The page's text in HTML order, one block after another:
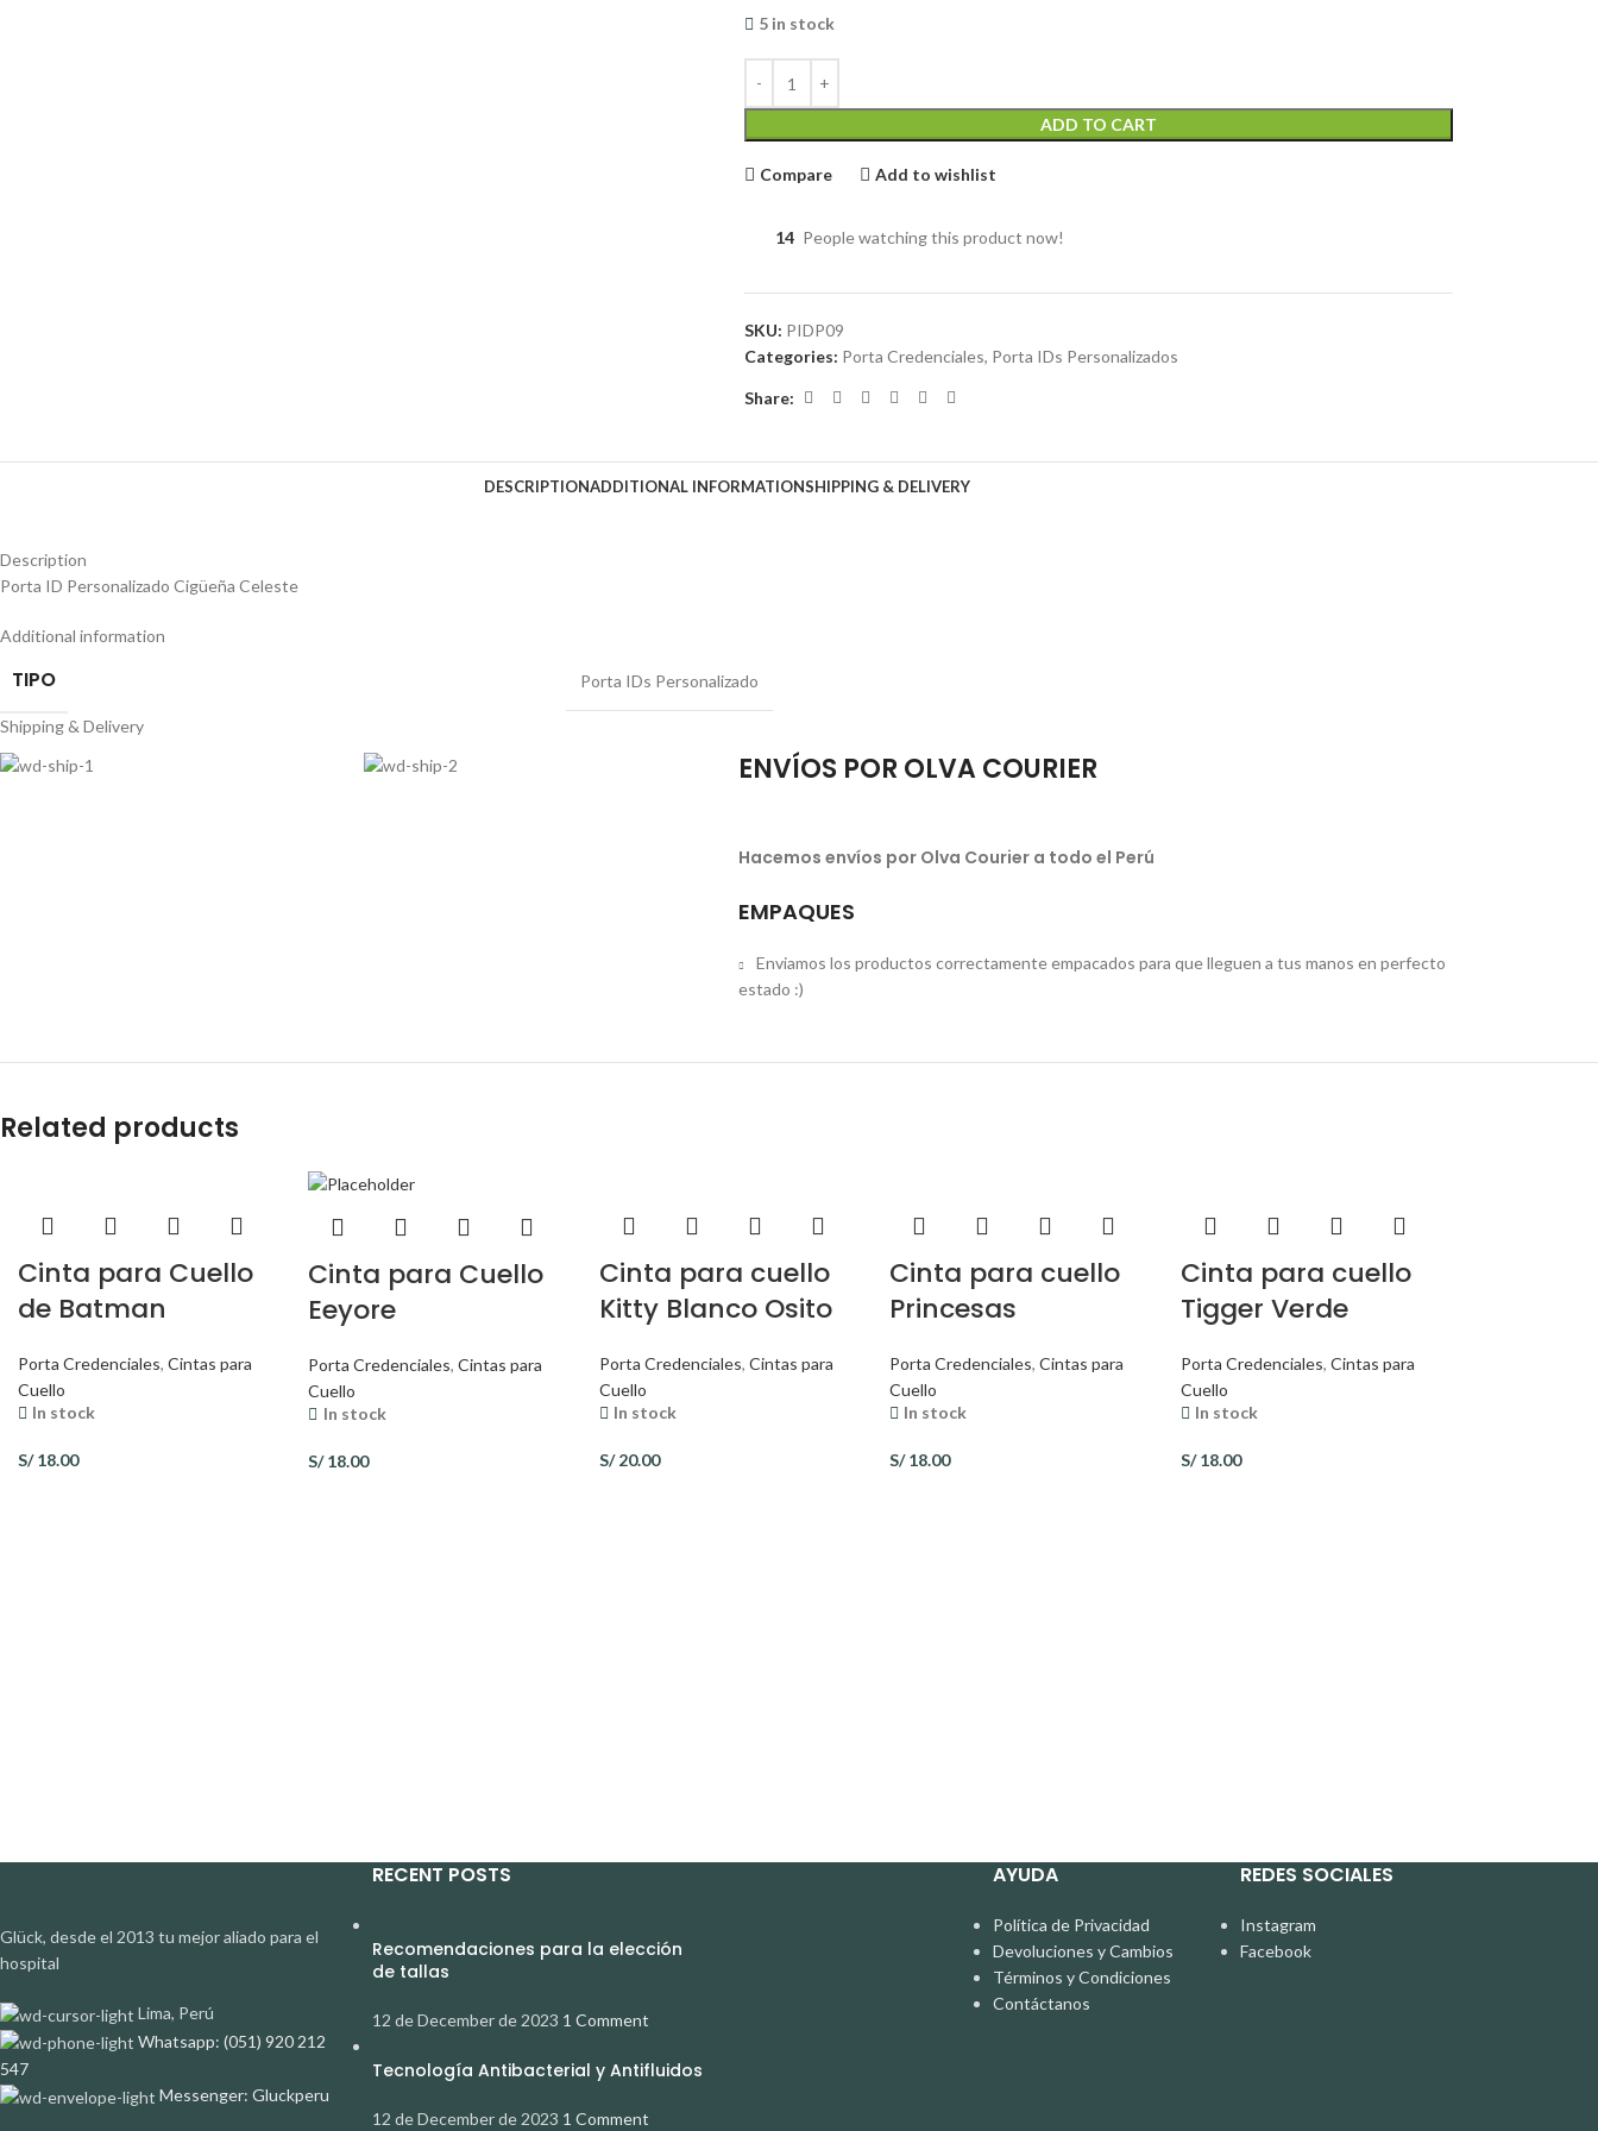
5 in stock
ADD TO CART
Compare Add to wishlist
14 People watching this product now!
SKU: PIDP09
Categories: Porta Credenciales, Porta IDs Personalizados
Share:
DESCRIPTIONADDITIONAL INFORMATIONSHIPPING & DELIVERY
Description
Porta ID Personalizado Cigüeña Celeste
Additional information
TIPO Porta IDs Personalizado
Shipping & Delivery
ENVÍOS POR OLVA COURIER
Hacemos envíos por Olva Courier a todo el Perú
EMPAQUES
Enviamos los productos correctamente empacados para que lleguen a tus manos en perfecto
estado :)
Related products
Cinta para Cuello
de Batman
Porta Credenciales, Cintas para
Cuello
In stock
S/18.00
Cinta para Cuello
Eeyore
Porta Credenciales, Cintas para
Cuello
In stock
S/18.00
Cinta para cuello
Kitty Blanco Osito
Porta Credenciales, Cintas para
Cuello
In stock
S/20.00
Cinta para cuello
Princesas
Porta Credenciales, Cintas para
Cuello
In stock
S/18.00
Cinta para cuello
Tigger Verde
Porta Credenciales, Cintas para
Cuello
In stock
S/18.00
Glück, desde el 2013 tu mejor aliado para el
hospital
Lima, Perú
Whatsapp: (051) 920 212
547
Messenger: Gluckperu
RECENT POSTS
Recomendaciones para la elección
de tallas
12 de December de 2023 1 Comment
Tecnología Antibacterial y Antifluidos
12 de December de 2023 1 Comment
AYUDA
Política de Privacidad
Devoluciones y Cambios
Términos y Condiciones
Contáctanos
REDES SOCIALES
Instagram
Facebook